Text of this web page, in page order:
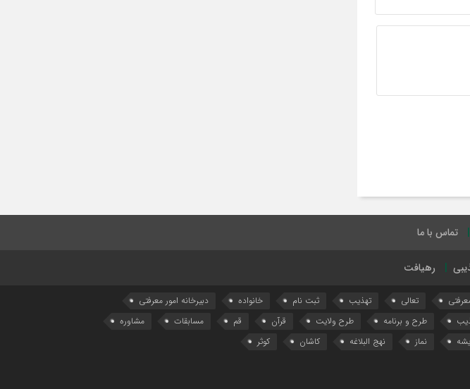
تماس با ما
رهیافت
تعالی تهذیب ثبت نام خانواده
دبیرخانه امور معرفتی
طرح و برنامه طرح ولایت قرآن قم مسابقات
مشاوره
نماز نهج البلاغه کاشان کوثر